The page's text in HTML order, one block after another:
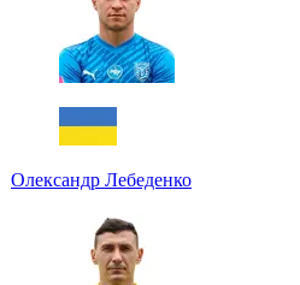
Олександр Лебеденко